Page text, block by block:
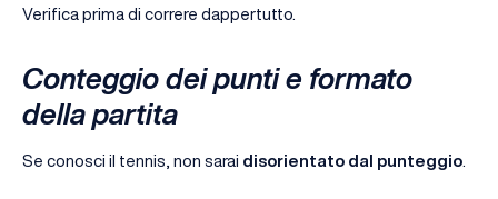
Verifica prima di correre dappertutto.
Conteggio dei punti e formato
della partita
Se conosci il tennis, non sarai disorientato dal punteggio